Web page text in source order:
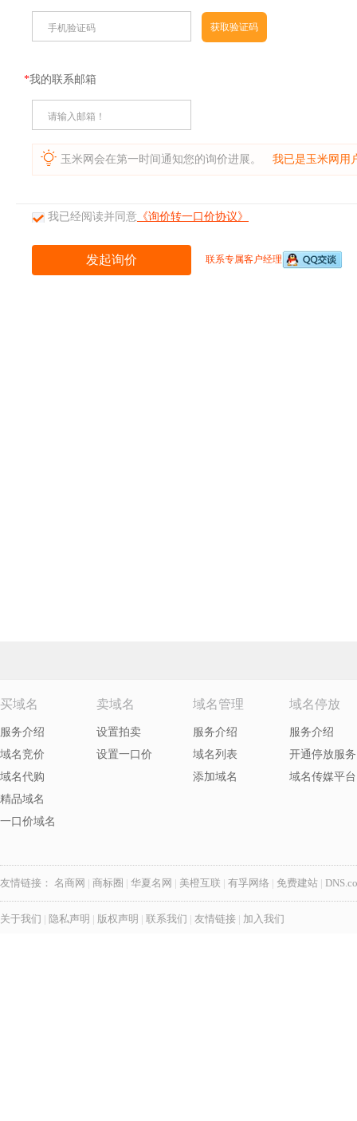
手机验证码
*我的联系邮箱
请输入邮箱！
玉米网会在第一时间通知您的询价进展。 我已是玉米网用
我已经阅读并同意 《询价转一口价协议》
联系专属客户经理
买域名
服务介绍
域名竞价
域名代购
精品域名
一口价域名
卖域名
设置拍卖
设置一口价
域名管理
服务介绍
域名列表
添加域名
域名停放
服务介绍
开通停放服务
域名传媒平台
友情链接： 名商网 | 商标圈 | 华夏名网 | 美橙互联 | 有孚网络 | 免费建站 |
关于我们 | 隐私声明 | 版权声明 | 联系我们 | 友情链接 | 加入我们